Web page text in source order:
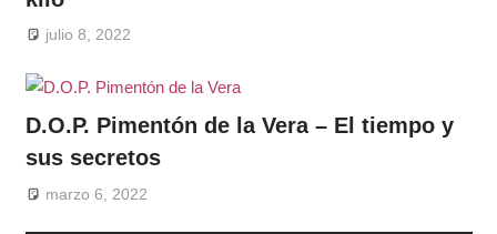
julio 8, 2022
D.O.P. Pimentón de la Vera – El tiempo y
sus secretos
marzo 6, 2022